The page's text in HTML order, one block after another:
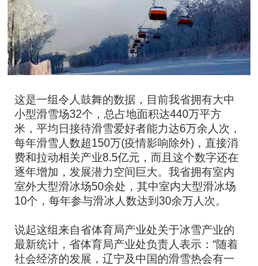
这是一组令人鼓舞的数据，目前我省拥有大中
小型滑雪场32个，总占地面积达440万平方
米，平均日接待滑雪爱好者能力达6万余人次，
每年滑雪人数超150万(疫情影响除外)，直接消
费和拉动相关产业8.5亿元，而且这个数字还在
逐年增加，发展潜力空间巨大。我省拥有室内
室外大型滑冰场50余处，其中室内大型滑冰场
10个，每年参与滑冰人数达到30余万人次。
说起这组来自省体育局产业处关于冰雪产业的
最新统计，省体育局产业处负责人表示：“随着
社会经济的发展，辽宁及中国的滑雪热会有一